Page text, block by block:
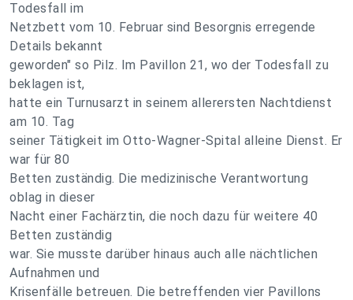
Todesfall im
Netzbett vom 10. Februar sind Besorgnis erregende
Details bekannt
geworden" so Pilz. Im Pavillon 21, wo der Todesfall zu
beklagen ist,
hatte ein Turnusarzt in seinem allerersten Nachtdienst
am 10. Tag
seiner Tätigkeit im Otto-Wagner-Spital alleine Dienst. Er
war für 80
Betten zuständig. Die medizinische Verantwortung
oblag in dieser
Nacht einer Fachärztin, die noch dazu für weitere 40
Betten zuständig
war. Sie musste darüber hinaus auch alle nächtlichen
Aufnahmen und
Krisenfälle betreuen. Die betreffenden vier Pavillons